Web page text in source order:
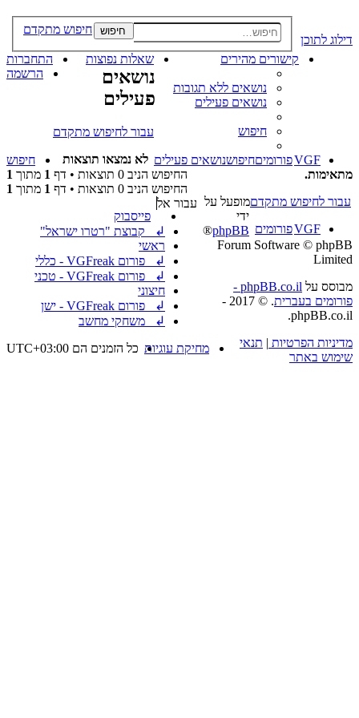
דילוג לתוכן
חיפוש חיפוש מתקדם
קישורים מהירים
נושאים ללא תגובות
נושאים פעילים
חיפוש
שאלות נפוצות
התחברות
הרשמה
VGFפורומיםחיפושנושאים פעילים חיפוש
נושאים
פעילים
עבור לחיפוש מתקדם
החיפוש הניב 0 תוצאות • דף 1 מתוך 1
לא נמצאו תוצאות
מתאימות.
החיפוש הניב 0 תוצאות • דף
1 מתוך 1
עבור לחיפוש מתקדם
עבור אל
פייסבוק
↲ קבוצת "רטרו ישראל"
ראשי
↲ פורום VGFreak - כללי
↲ פורום VGFreak - טכני
חיצוני
↲ פורום VGFreak - ישן
↲ משחקי מחשב
VGFפורומים
כל הזמנים הם UTC+03:00 מחיקת עוגיות
מופעל על
ידי
phpBB
®
Forum Software © phpBB
Limited
מבוסס על
phpBB.co.il -
פורומים בעברית
. © 2017 -
phpBB.co.il.
מדיניות הפרטיות | תנאי
שימוש באתר